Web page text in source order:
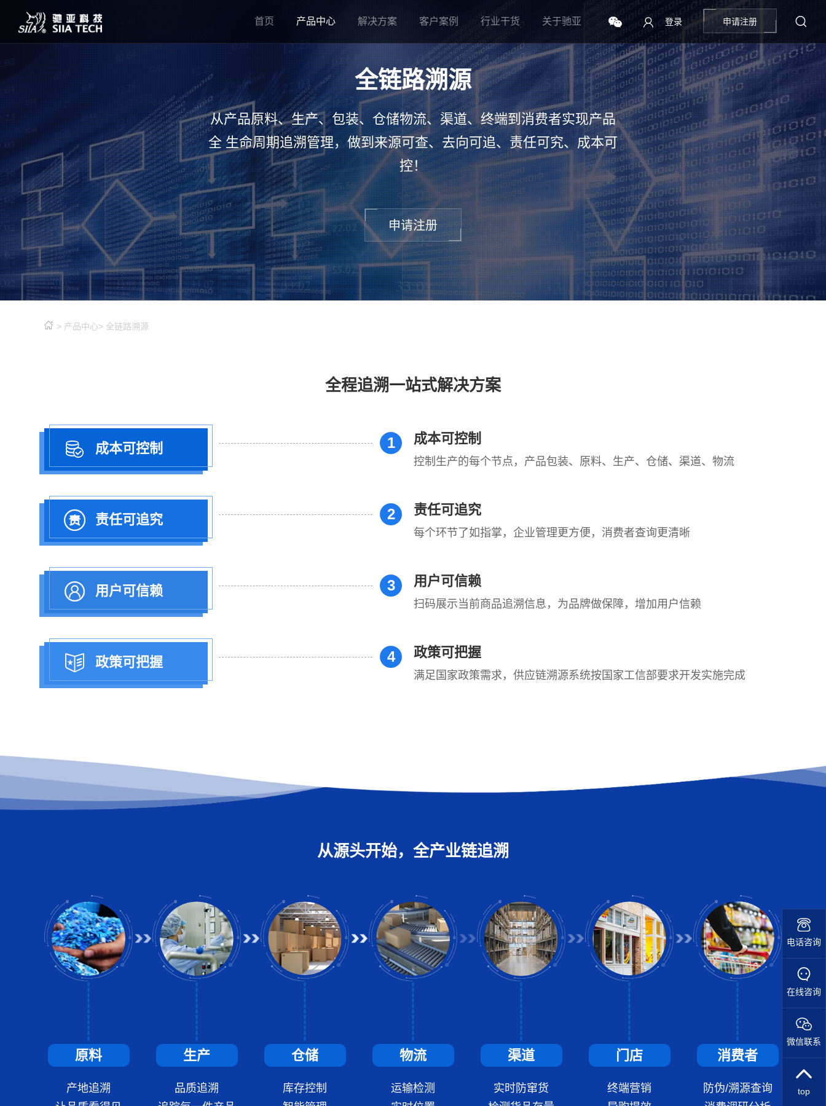
首页 产品中心 解决方案 客户案例 行业干货 关于驰亚 登录
登录
申请注册
全链路溯源
从产品原料、生产、包装、仓储物流、渠道、终端到消费者实现产品
全 生命周期追溯管理，做到来源可查、去向可追、责任可究、成本可
控！
申请注册
> 产品中心> 全链路溯源
全程追溯一站式解决方案
成本可控制 1 成本可控制
控制生产的每个节点，产品包装、原料、生产、仓储、渠道、物流
责任可追究 2 责任可追究
每个环节了如指掌，企业管理更方便，消费者查询更清晰
用户可信赖 3 用户可信赖
扫码展示当前商品追溯信息，为品牌做保障，增加用户信赖
政策可把握 4 政策可把握
满足国家政策需求，供应链溯源系统按国家工信部要求开发实施完成
从源头开始，全产业链追溯
原料
产地追溯
生产
品质追溯
仓储
库存控制
物流
运输检测
渠道
实时防窜货
门店
终端营销
消费者
防伪/溯源查询
电话咨询
在线咨询
微信联系
top